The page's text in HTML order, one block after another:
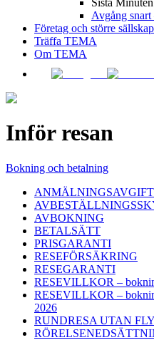
Sista Minuten
Avgång snart
Företag och större sällskap
Träffa TEMA
Om TEMA
Inför resan
Bokning och betalning
ANMÄLNINGSAVGIFT
AVBOKNING
BETALSÄTT
PRISGARANTI
RESEFÖRSÄKRING
RESEGARANTI
RESEVILLKOR –
RESEVILLKOR –
2026
RUNDRESA UTAN